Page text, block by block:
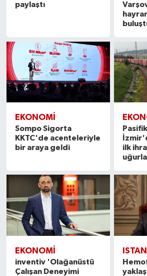
paylaştı
EKONOMI
Sompo Sigorta
KKTC'de acenteleriyle
bir araya geldi
ilk
EKONOMI
inventiv 'Olağanüstü
Çalışan Deneyimi